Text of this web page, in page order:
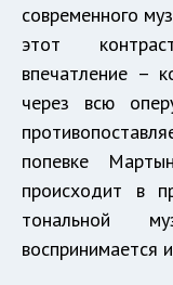
современного
этот
впечатление –
через всю
попевке
происходит в
тональной
воспринимается